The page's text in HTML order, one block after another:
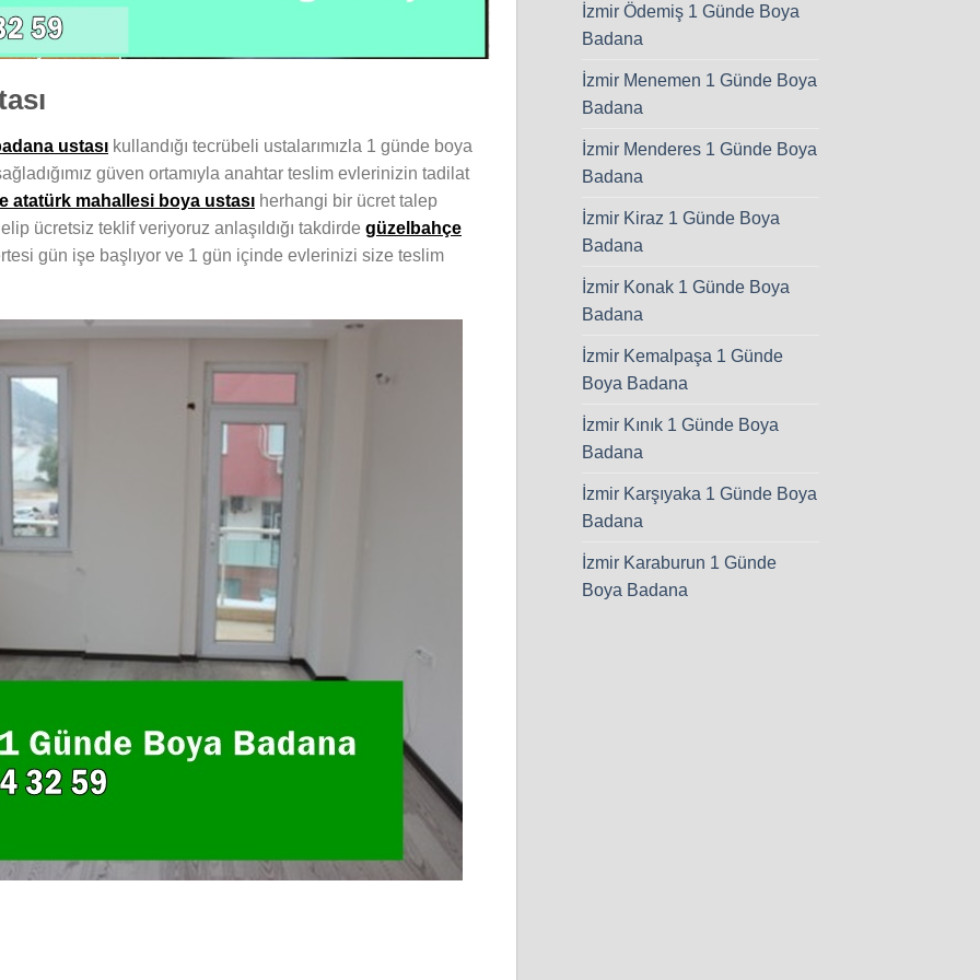
ustası kullandığı tecrübeli ustalarımızla 1 günde boya
güven ortamıyla anahtar teslim evlerinizin tadilat
atatürk mahallesi boya ustası herhangi bir ücret talep
ücretsiz teklif veriyoruz anlaşıldığı takdirde güzelbahçe
gün işe başlıyor ve 1 gün içinde evlerinizi size teslim
İzmir Ödemiş 1 Günde Boya
Badana
İzmir Menemen 1 Günde Boya
Badana
İzmir Menderes 1 Günde Boya
Badana
İzmir Kiraz 1 Günde Boya
Badana
İzmir Konak 1 Günde Boya
Badana
İzmir Kemalpaşa 1 Günde
Boya Badana
İzmir Kınık 1 Günde Boya
Badana
İzmir Karşıyaka 1 Günde Boya
Badana
İzmir Karaburun 1 Günde
Boya Badana